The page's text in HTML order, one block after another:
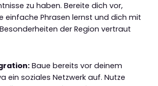
zu haben. Bereite dich vor,
einfache Phrasen lernst und dich mit
der Region vertraut
Baue bereits vor deinem
ein soziales Netzwerk auf. Nutze